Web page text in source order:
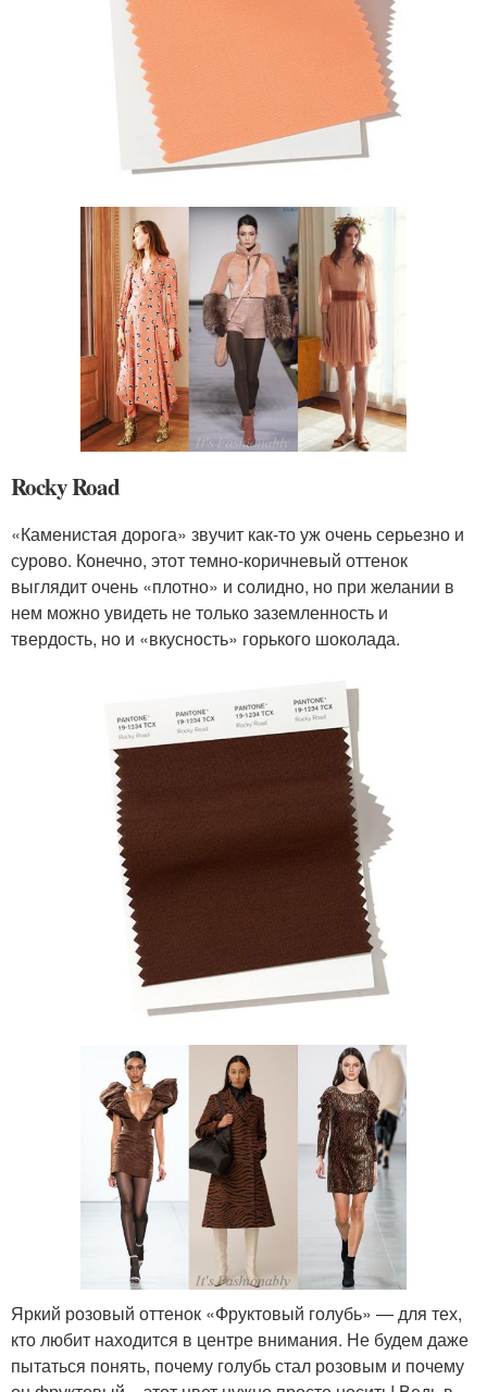
Rocky Road
«Каменистая дорога» звучит как-то уж очень серьезно и
сурово. Конечно, этот темно-коричневый оттенок
выглядит очень «плотно» и солидно, но при желании в
нем можно увидеть не только заземленность и
твердость, но и «вкусность» горького шоколада.
Яркий розовый оттенок «Фруктовый голубь» — для тех,
кто любит находится в центре внимания. Не будем даже
пытаться понять, почему голубь стал розовым и почему